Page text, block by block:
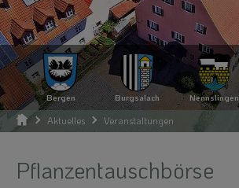
Bergen Burgsalach Nennslingen
Aktuelles Veranstaltungen
Pflanzentauschbörse